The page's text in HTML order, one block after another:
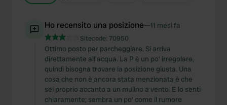
Ho recensito una posizione—11 mesi fa
Sitecode: 70950
Ottimo posto per parcheggiare. Si arriva
direttamente all'acqua. La P è un po' irregolare,
quindi bisogna trovare la posizione giusta. Una
cosa che non è ancora stata menzionata è che
sei proprio accanto a un mulino a vento. E lo senti
chiaramente; sembra un po' come il rumore